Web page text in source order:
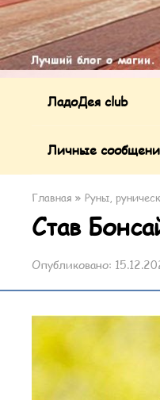
ЛадоДея club
Личные
Главная » Руны,
Став
Опубликовано: